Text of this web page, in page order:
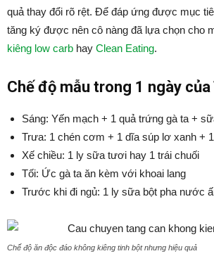
quả thay đổi rõ rệt. Để đáp ứng được mục
tăng ký được nên cô nàng đã lựa chọn cho
kiêng low carb hay Clean Eating.
Chế độ mẫu trong 1 ngày của
Sáng: Yến mạch + 1 quả trứng gà ta +
Trưa: 1 chén cơm + 1 dĩa súp lơ xanh +
Xế chiều: 1 ly sữa tươi hay 1 trái chuối
Tối: Ức gà ta ăn kèm với khoai lang
Trước khi đi ngủ: 1 ly sữa bột pha nước
Chế độ ăn độc đáo không kiêng tinh bột nhưng hiệu quả